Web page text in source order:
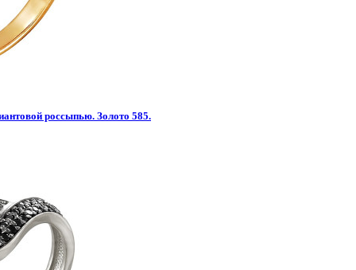
россыпью. Золото 585.